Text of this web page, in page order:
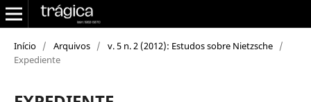
Início / Arquivos / v. 5 n. 2 (2012): Estudos sobre Nietzsche /
Expediente